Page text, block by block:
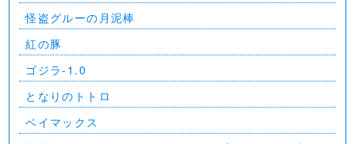
怪盗グルーの月泥棒
紅の豚
ゴジラ-1.0
となりのトトロ
ベイマックス